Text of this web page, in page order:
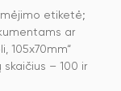
etiketė;
ar
105x70mm“
– 100 ir